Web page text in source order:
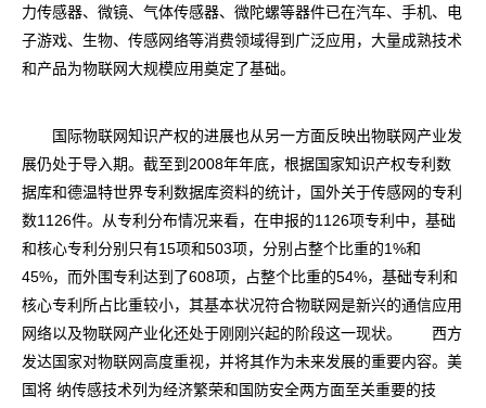
力传感器、微镜、气体传感器、微陀螺等器件已在汽车、手机、电
子游戏、生物、传感网络等消费领域得到广泛应用，大量成熟技术
和产品为物联网大规模应用奠定了基础。
国际物联网知识产权的进展也从另一方面反映出物联网产业发
展仍处于导入期。截至到2008年年底，根据国家知识产权专利数
据库和德温特世界专利数据库资料的统计，国外关于传感网的专利
数1126件。从专利分布情况来看，在申报的1126项专利中，基础
和核心专利分别只有15项和503项，分别占整个比重的1%和
45%，而外围专利达到了608项，占整个比重的54%，基础专利和
核心专利所占比重较小，其基本状况符合物联网是新兴的通信应用
网络以及物联网产业化还处于刚刚兴起的阶段这一现状。 西方
发达国家对物联网高度重视，并将其作为未来发展的重要内容。美
国将 纳传感技术列为经济繁荣和国防安全两方面至关重要的技